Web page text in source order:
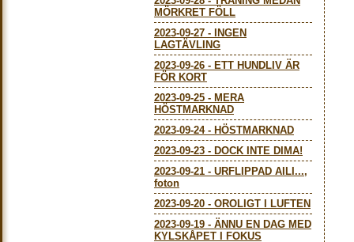
MÖRKRET FÖLL
2023-09-27 -
INGEN
LAGTÄVLING
2023-09-26 - ETT HUNDLIV ÄR
FÖR KORT
2023-09-25 - MERA
HÖSTMARKNAD
2023-09-24- HÖSTMARKNAD
2023-09-23 - DOCK INTE DIMA!
2023-09-21 - URFLIPPAD AILI...,
foton
2023-09-20 - OROLIGT I LUFTEN
2023-09-19 - ÄNNU EN DAG MED
KYLSKÅPET I FOKUS